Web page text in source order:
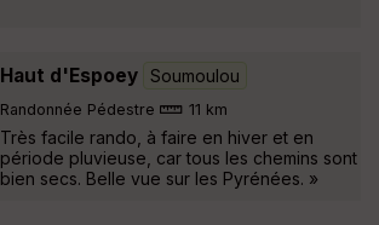
Haut d'Espoey Soumoulou
Randonnée Pédestre 11 km
Très facile rando, à faire en hiver et en
période pluvieuse, car tous les chemins sont
bien secs. Belle vue sur les Pyrénées. »